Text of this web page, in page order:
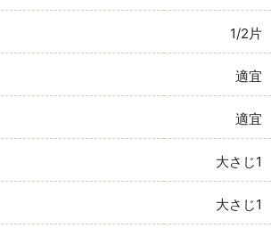
1/2片
適宜
適宜
大さじ1
大さじ1